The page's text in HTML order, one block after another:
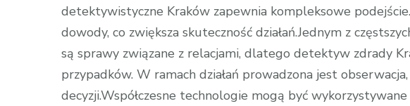
detektywistyczne Kraków zapewnia kompleksowe
dowody, co zwiększa skuteczność działań.Jednym z
są sprawy związane z relacjami, dlatego detektyw zdrady
przypadków. W ramach działań prowadzona jest
decyzji.Współczesne technologie mogą być